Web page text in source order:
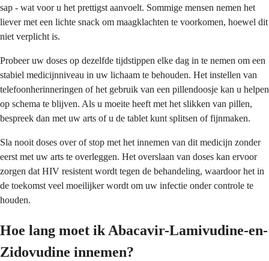
sap - wat voor u het prettigst aanvoelt. Sommige mensen nemen het
liever met een lichte snack om maagklachten te voorkomen, hoewel dit
niet verplicht is.
Probeer uw doses op dezelfde tijdstippen elke dag in te nemen om een
stabiel medicijnniveau in uw lichaam te behouden. Het instellen van
telefoonherinneringen of het gebruik van een pillendoosje kan u helpen
op schema te blijven. Als u moeite heeft met het slikken van pillen,
bespreek dan met uw arts of u de tablet kunt splitsen of fijnmaken.
Sla nooit doses over of stop met het innemen van dit medicijn zonder
eerst met uw arts te overleggen. Het overslaan van doses kan ervoor
zorgen dat HIV resistent wordt tegen de behandeling, waardoor het in
de toekomst veel moeilijker wordt om uw infectie onder controle te
houden.
Hoe lang moet ik Abacavir-Lamivudine-en-
Zidovudine innemen?